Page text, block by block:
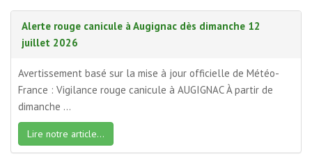
Alerte rouge canicule à Augignac dès dimanche 12
juillet 2026
Avertissement basé sur la mise à jour officielle de Météo-
France : Vigilance rouge canicule à AUGIGNAC À partir de
dimanche ...
Lire notre article...